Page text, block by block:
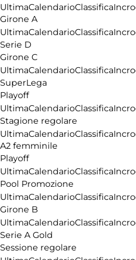
UltimaCalendarioClassifica
Girone A
UltimaCalendarioClassifica
Serie D
Girone C
UltimaCalendarioClassifica
SuperLega
Playoff
UltimaCalendarioClassifica
Stagione regolare
UltimaCalendarioClassifica
A2 femminile
Playoff
UltimaCalendarioClassifica
Pool Promozione
UltimaCalendarioClassifica
Girone B
UltimaCalendarioClassifica
Serie A Gold
Sessione regolare